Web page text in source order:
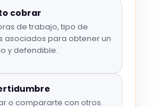
cobrar
de trabajo, tipo de
asociados para obtener un
y defendible.
o compararte con otros.